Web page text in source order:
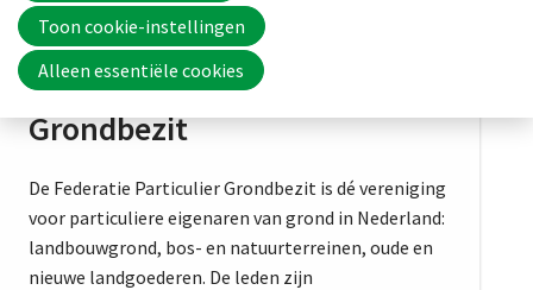
main
content
Federatie Particulier
Grondbezit
De Federatie Particulier Grondbezit is dé vereniging
voor particuliere eigenaren van grond in Nederland:
landbouwgrond, bos- en natuurterreinen, oude en
nieuwe landgoederen. De leden zijn
Actueel
Toon cookie-instellingen
Alleen essentiële cookies